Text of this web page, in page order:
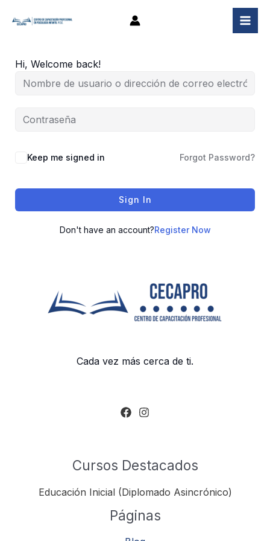
Hi, Welcome back!
Keep me signed in Forgot Password?
Sign In
Don't have an account?Register Now
Cada vez más cerca de ti.
Cursos Destacados
Educación Inicial (Diplomado Asincrónico)
Páginas